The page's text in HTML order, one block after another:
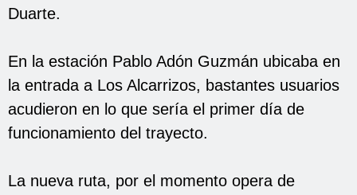
Duarte.
En la estación Pablo Adón Guzmán ubicaba en
la entrada a Los Alcarrizos, bastantes usuarios
acudieron en lo que sería el primer día de
funcionamiento del trayecto.
La nueva ruta, por el momento opera de